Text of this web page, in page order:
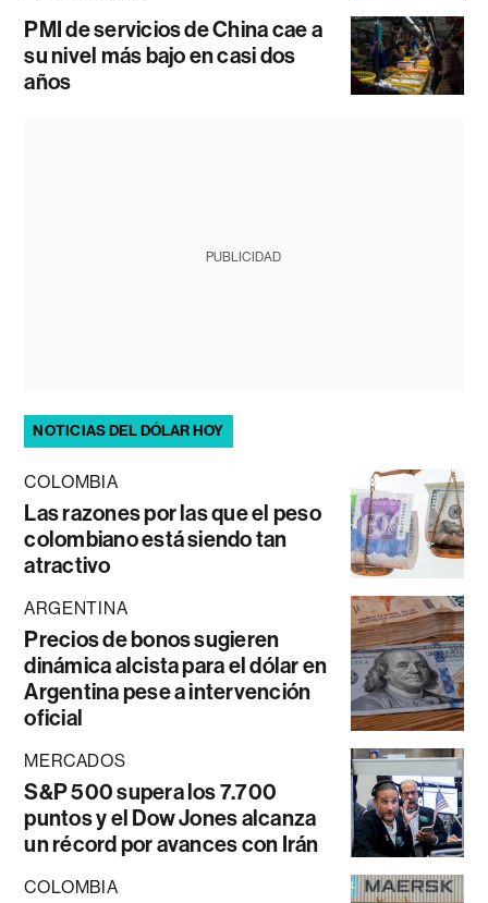
PMI de servicios de China cae a
su nivel más bajo en casi dos
años
PUBLICIDAD
NOTICIAS DEL DÓLAR HOY
COLOMBIA
Las razones por las que el peso
colombiano está siendo tan
atractivo
ARGENTINA
Precios de bonos sugieren
dinámica alcista para el dólar en
Argentina pese a intervención
oficial
MERCADOS
S&P 500 supera los 7.700
puntos y el Dow Jones alcanza
un récord por avances con Irán
COLOMBIA